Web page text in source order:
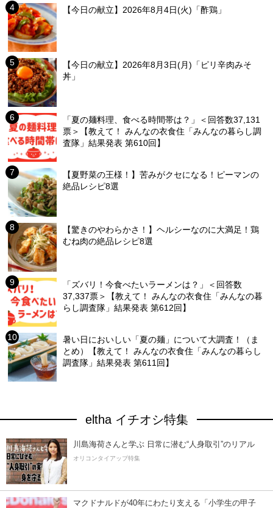
【今日の献立】2026年8月4日(火)「酢鶏」
【今日の献立】2026年8月3日(月)「ピリ辛肉みそ
丼」
「夏の麺料理、食べる時間帯は？」＜回答数37,131
票＞【教えて！ みんなの衣食住「みんなの暮らし調
査隊」結果発表 第610回】
【夏野菜の王様！】苦みがクセになる！ピーマンの
絶品レシピ8選
【驚きのやわらかさ！】ヘルシーなのに大満足！鶏
むね肉の絶品レシピ8選
「ズバリ！今食べたいラーメンは？」＜回答数
37,337票＞【教えて！ みんなの衣食住「みんなの暮
らし調査隊」結果発表 第612回】
暑い日においしい「夏の麺」について大調査！（ま
とめ）【教えて！ みんなの衣食住「みんなの暮らし
調査隊」結果発表 第611回】
eltha イチオシ特集
川島海荷さんと学ぶ 日常に潜む“人身取引”のリアル
オリコンタイアップ特集
マクドナルドが40年にわたり支える「小学生の甲子